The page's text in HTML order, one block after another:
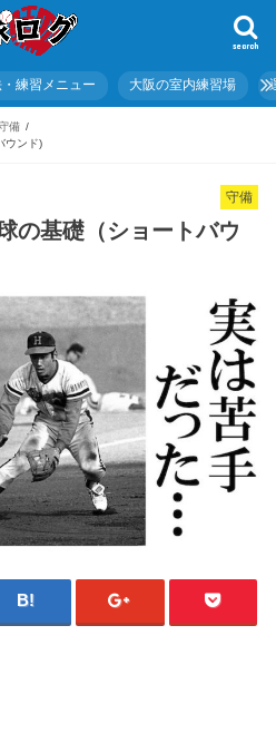
search
練習メニュー 大阪の室内練習場
備
ウンド)
守備
の基礎（ショートバウ